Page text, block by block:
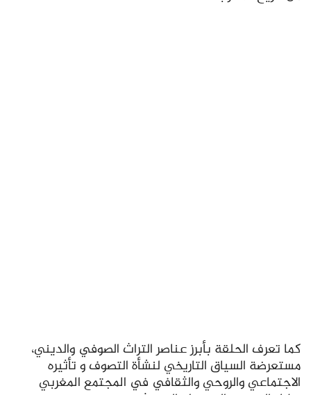
كما تعرف الحلقة بأبرز عناصر التراث الصوفي والديني،
مستعرضة السياق التاريخي لنشأة التصوف و تأثيره
الاجتماعي والروحي والثقافي في المجتمع المغربي